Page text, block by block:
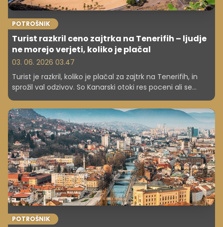
POTROŠNIK
Turist razkril ceno zajtrka na Tenerifih – ljudje
ne morejo verjeti, koliko je plačal
03. 06. 2026 03.47
Turist je razkril, koliko je plačal za zajtrk na Tenerifih, in
sprožil val odzivov. So Kanarski otoki res poceni ali se
cene višajo?
POTROŠNIK